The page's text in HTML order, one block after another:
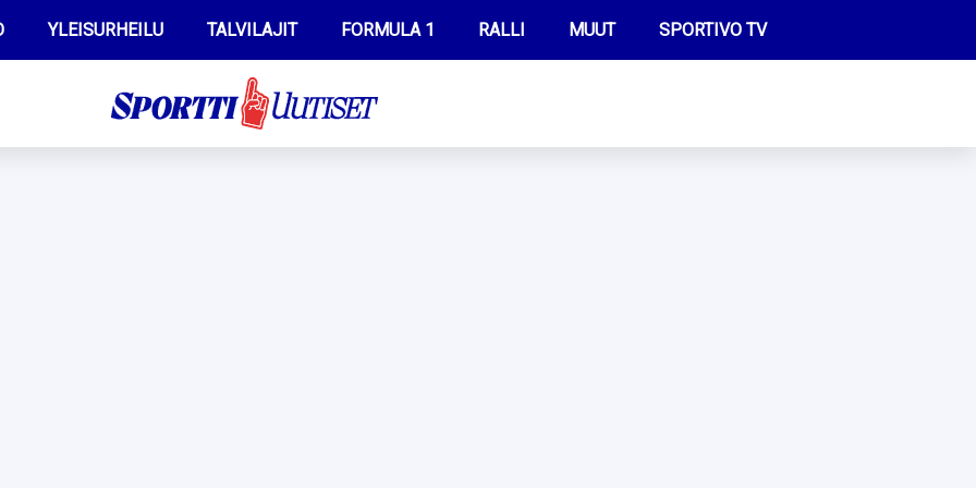
YLEISURHEILU TALVILAJIT FORMULA 1 RALLI MUUT SPORTIVO TV